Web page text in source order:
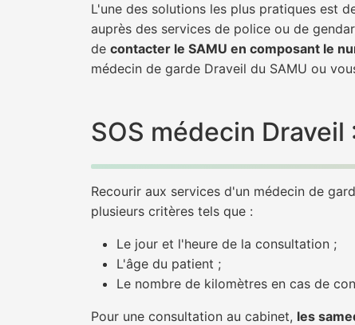
L'une des solutions les plus pratiques est
auprès des services de police ou de
de contacter le SAMU en composant le
médecin de garde Draveil du SAMU ou
SOS médecin
Recourir aux services d'un médecin de
plusieurs critères tels que :
Le jour et l'heure de la consultation ;
L'âge du patient ;
Le nombre de kilomètres en cas de
Pour une consultation au cabinet, les